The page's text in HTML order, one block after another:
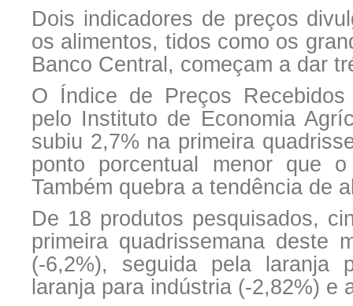
Dois indicadores de preços
os alimentos, tidos como os
Banco Central, começam a dar
O Índice de Preços
pelo Instituto de Economia
subiu 2,7% na primeira
ponto porcentual menor que
Também quebra a tendência de
De 18 produtos pesquisados,
primeira quadrissemana deste
(-6,2%), seguida pela laranja
laranja para indústria (-2,82%) e